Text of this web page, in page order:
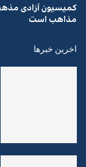
کمیسیون آزادی
مذاهب است
اخرین خبرها